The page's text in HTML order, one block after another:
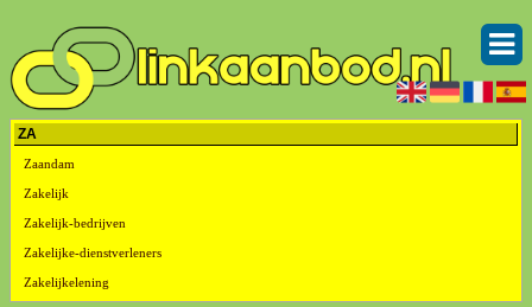
ZA
Zaandam
Zakelijk
Zakelijk-bedrijven
Zakelijke-dienstverleners
Zakelijkelening